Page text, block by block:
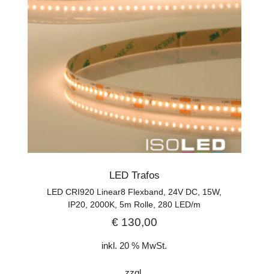
LED Trafos
LED CRI920 Linear8 Flexband, 24V DC, 15W,
IP20, 2000K, 5m Rolle, 280 LED/m
€130,00
inkl. 20 % MwSt.